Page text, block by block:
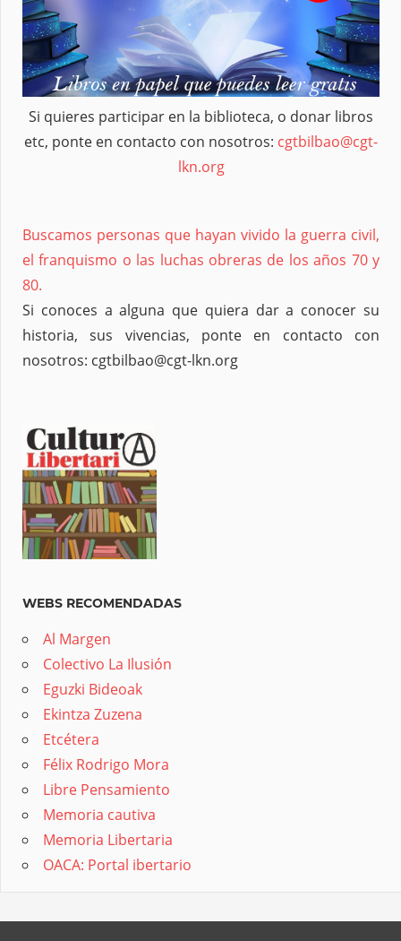
Si quieres participar en la biblioteca, o donar libros
etc, ponte en contacto con nosotros: cgtbilbao@cgt-
lkn.org
Buscamos personas que hayan vivido la guerra civil,
el franquismo o las luchas obreras de los años 70 y
80.
Si conoces a alguna que quiera dar a conocer su
historia, sus vivencias, ponte en contacto con
nosotros: cgtbilbao@cgt-lkn.org
WEBS RECOMENDADAS
Al Margen
Colectivo La Ilusión
Eguzki Bideoak
Ekintza Zuzena
Etcétera
Félix Rodrigo Mora
Libre Pensamiento
Memoria cautiva
Memoria Libertaria
OACA: Portal ibertario